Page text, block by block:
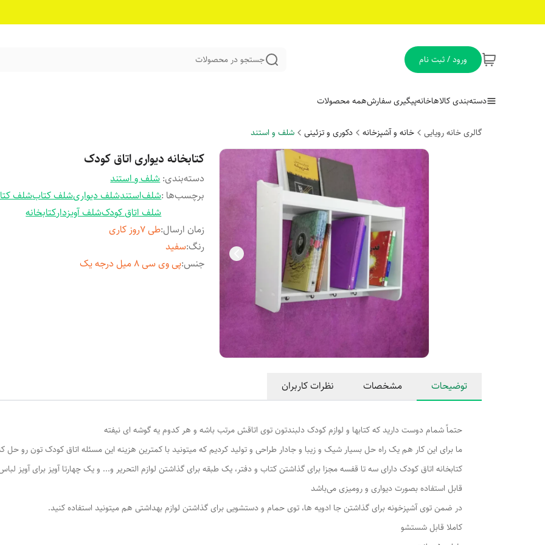
ورود / ثبت نام جستجو در محصولات
دسته‌بندی کالاهاخانهپیگیری سفارشهمه محصولات
گالری خانه رویایی خانه و آشپزخانه دکوری و تزئینی شلف و استند
کتابخانه دیواری اتاق کودک
دسته‌بندی:شلف و استند
برچسب‌ها :شلفاستندشلف دیواریشلف کتابشلف
شلف اتاق کودکشلف آویزدارکتابخانه
زمان ارسال:طی 7روز کاری
رنگ:سفید
جنس:پی وی سی 8 میل درجه یک
توضیحات مشخصات نظرات کاربران
حتماً شمام دوست دارید که کتابها و لوازم کودک دلبندتون توی اتاقش مرتب باشه و هر کدوم یه گوشه ای نیفته
ما برای این کار هم یک راه حل بسیار شیک و زیبا و جادار طراحی و تولید کردیم که میتونید با کمترین هزینه این مسئله اتاق کودک تون رو حل
کتابخانه اتاق کودک دارای سه تا قفسه مجزا برای گذاشتن کتاب و دفتر، یک طبقه برای گذاشتن لوازم التحریر و... و یک چهارتا آویز برای آویز
قابل استفاده بصورت دیواری و رومیزی می‌باشد ‌
در ضمن توی آشپزخونه برای گذاشتن جا ادویه ها، توی حمام و دستشویی برای گذاشتن لوازم بهداشتی هم میتونید استفاده کنید.
کاملا قابل شستشو